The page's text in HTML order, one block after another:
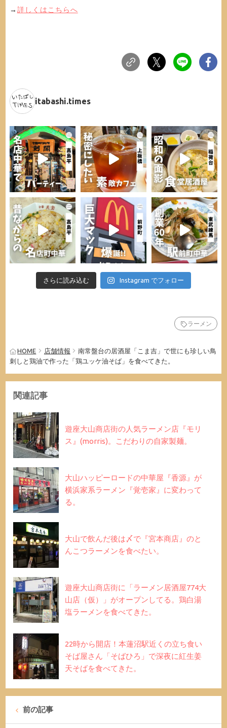
→ 詳しくはこちらへ
itabashi.times
さらに読み込む Instagram でフォロー
ラーメン
HOME 店舗情報
南常盤台の居酒屋「こま吉」で世にも珍しい鳥
刺しと鶏油で作った「鶏ユッケ油そば」を食べてきた。
関連記事
遊座大山商店街の人気ラーメン店『モリ
ス』(morris)。こだわりの自家製麺。
大山ハッピーロードの中華屋『香源』が
横浜家系ラーメン『覚壱家』に変わって
る。
大山で飲んだ後は〆で『宮本商店』のと
んこつラーメンを食べたい。
遊座大山商店街に「ラーメン居酒屋774大
山店（仮）」がオープンしてる。鶏白湯
塩ラーメンを食べてきた。
22時から開店！本蓮沼駅近くの立ち食い
そば屋さん「そばひろ」で深夜に紅生姜
天そばを食べてきた。
前の記事